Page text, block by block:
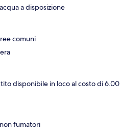
a disposizione
comuni
disponibile in loco al costo di 6.00
fumatori